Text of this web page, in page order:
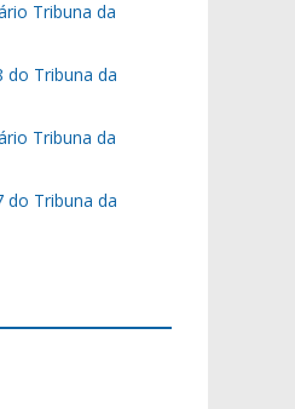
Tribuna da
do Tribuna da
Tribuna da
do Tribuna da